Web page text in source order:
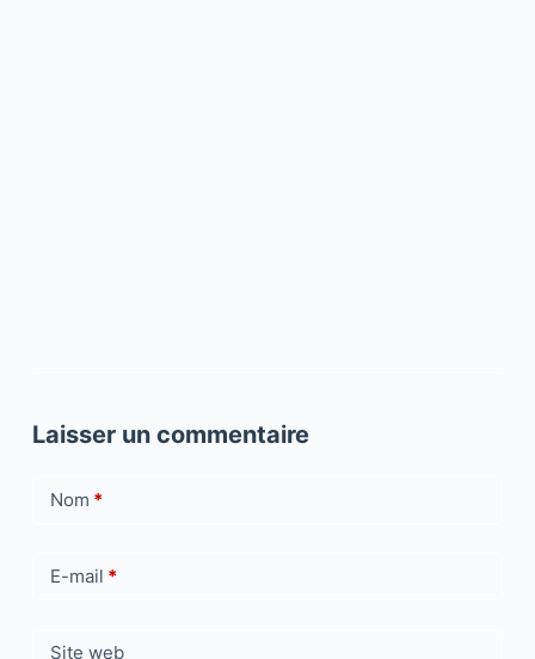
Laisser un commentaire
Nom *
E-mail *
Site web